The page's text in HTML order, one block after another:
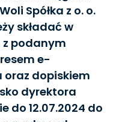
Spółka z o. o.
składać w
podanym
e-
dopiskiem
dyrektora
do 12.07.2024 do